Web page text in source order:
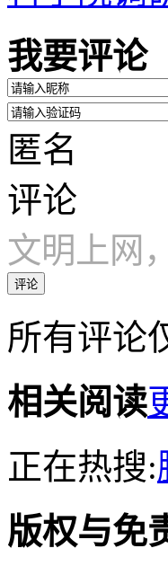
我要评论
匿名
评论
文明上网
评论
所有评论
相关阅读
正在热搜:
版权与免